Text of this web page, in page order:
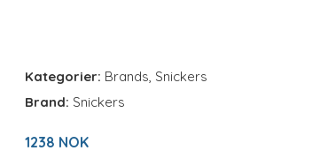
Kategorier: Brands, Snickers
Brand: Snickers
1238 NOK